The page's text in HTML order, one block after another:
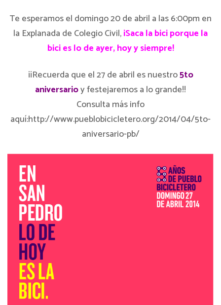
Te esperamos el domingo 20 de abril a las 6:00pm en
la Explanada de Colegio Civil,¡Saca la bici porque la
bici es lo de ayer, hoy y siempre!
¡¡Recuerda que el 27 de abril es nuestro5to
aniversarioy festejaremos a lo grande!!
Consulta más info
aquí:http://www.pueblobicicletero.org/2014/04/5to-
aniversario-pb/